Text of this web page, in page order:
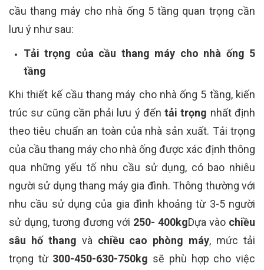
cầu thang máy cho nhà ống 5 tầng quan trọng cần
lưu ý như sau:
Tải trọng của cầu thang máy cho nhà ống 5
tầng
Khi thiết kế cầu thang máy cho nhà ống 5 tầng, kiến
trúc sư cũng cần phải lưu ý đếntải trọng nhất định
theo tiêu chuẩn an toàn của nhà sản xuất. Tải trọng
của cầu thang máy cho nhà ống được xác định thông
qua những yếu tố nhu cầu sử dụng, có bao nhiêu
người sử dụng thang máy gia đình. Thông thường với
nhu cầu sử dụng của gia đình khoảng từ 3-5 người
sử dụng, tương đương với 250- 400kgDựa vào chiều
sâu hố thang và chiều cao phòng máy, mức tải
trọng từ 300-450-630-750kg sẽ phù hợp cho việc